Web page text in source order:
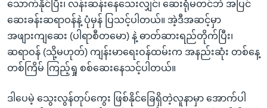
သောက်နိုင်ပြီး၊ လန်းဆန်းနေသေးလျှင်၊ ဆေးရုံမတင်ဘဲ အပြင်
ဆေးခန်းဆရာဝန်နဲ့ ပုံမှန် ပြသင့်ပါတယ်။ အဲ့ဒီအဆင့်မှာ
အဖျားကျဆေး (ပါရာစီတမော) နဲ့ ဓာတ်ဆားရည်တိုက်ပြီး၊
ဆရာဝန် (သို့မဟုတ်) ကျန်းမာရေးဝန်ထမ်းက အနည်းဆုံး တစ်နေ့
တစ်ကြိမ် ကြည့်ရှု စစ်ဆေးနေသင့်ပါတယ်။
ဒါပေမဲ့ သွေးလွန်တုပ်ကွေး ဖြစ်နိုင်ခြေရှိတဲ့လူနာမှာ အောက်ပါ